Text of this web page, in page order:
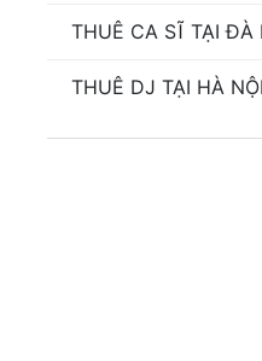
THUÊ CA SĨ TẠI ĐÀ
THUÊ DJ TẠI HÀ NỘI